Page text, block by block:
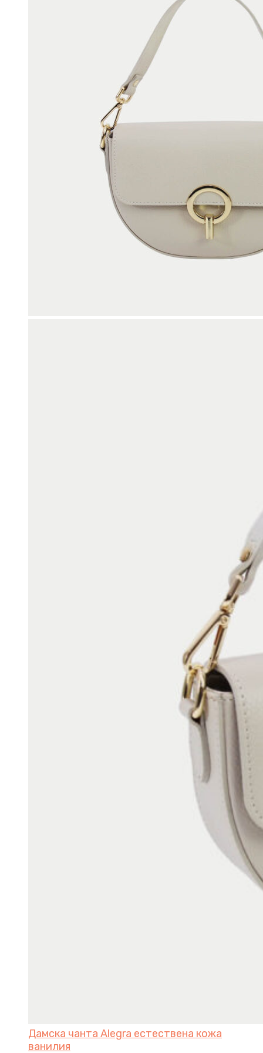
Дамска чанта Alegra естествена кожа
ванилия